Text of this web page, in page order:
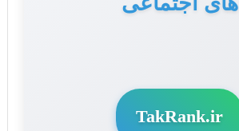
و سوشال مدیا
TakRank.ir